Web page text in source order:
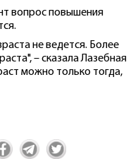
вопрос повышения
не ведется. Более
– сказала Лазебная
можно только тогда,